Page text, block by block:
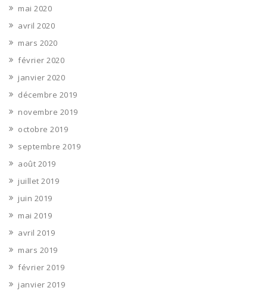
mai 2020
avril 2020
mars 2020
février 2020
janvier 2020
décembre 2019
novembre 2019
octobre 2019
septembre 2019
août 2019
juillet 2019
juin 2019
mai 2019
avril 2019
mars 2019
février 2019
janvier 2019